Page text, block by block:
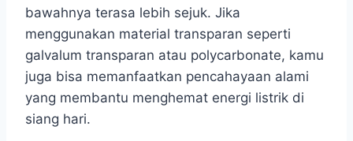
bawahnya terasa lebih sejuk. Jika
menggunakan material transparan seperti
galvalum transparan atau polycarbonate, kamu
juga bisa memanfaatkan pencahayaan alami
yang membantu menghemat energi listrik di
siang hari.